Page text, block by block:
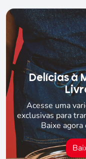
Delícias à
Acesse uma
exclusivas para
Baixe agora